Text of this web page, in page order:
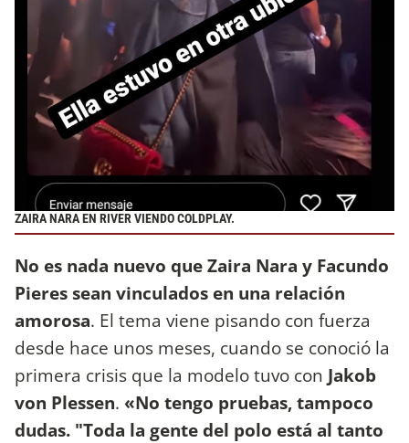
ZAIRA NARA EN RIVER VIENDO COLDPLAY.
No es nada nuevo que Zaira Nara y Facundo
Pieres sean vinculados en una relación
amorosa. El tema viene pisando con fuerza
desde hace unos meses, cuando se conoció la
primera crisis que la modelo tuvo con Jakob
von Plessen. «No tengo pruebas, tampoco
dudas. "Toda la gente del polo está al tanto